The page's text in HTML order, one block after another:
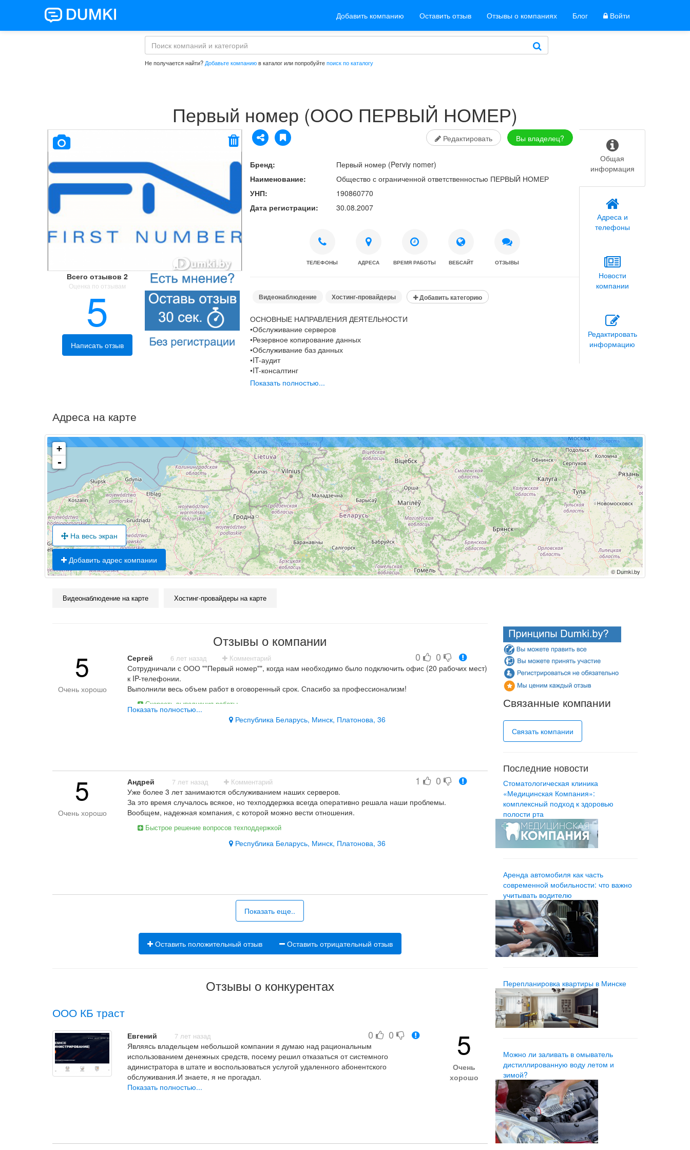
Добавить компанию Оставить отзыв Отзывы о компаниях Блог Войти
Не получается найти? Добавьте компаниюв каталог или попробуйтепоиск по каталогу
Первый номер (ООО ПЕРВЫЙ НОМЕР)
Всего отзывов 2
Оценка по отзывам
5
Написать отзыв
Общая
информация
Адреса и
телефоны
Новости
компании
Редактировать
информацию
Вы владелец?
Редактировать
Бренд: Первый номер(Perviy nomer)
Наименование:
Общество с ограниченной ответственностью ПЕРВЫЙ НОМЕР
УНП:
190860770
Дата регистрации:
30.08.2007
ТЕЛЕФОНЫ АДРЕСА ВРЕМЯ РАБОТЫ ВЕБСАЙТ ОТЗЫВЫ
Видеонаблюдение Хостинг-провайдеры Добавить категорию
ОСНОВНЫЕ НАПРАВЛЕНИЯ ДЕЯТЕЛЬНОСТИ
•Обслуживание серверов
•Резервное копирование данных
•Обслуживание баз данных
•IT-аудит
•IT-консалтинг
•Помощь в реализации IT-проектов
О компании:
•19 лет на рынке аутсорсинговых услуг
•100+ действующих клиентов по Беларуси и за пределами
•250+ серверов, 3000+ компьютеров на обслуживании
•35 IT-специалистов
•собственный дата-центр
•широкий спектр услуг
•Service Desk ManageEngine
Показать полностью...
Адреса на карте
+
-
На весь экран
Добавить адрес компании
© Dumki.by
Видеонаблюдение на карте Хостинг-провайдеры на карте
Отзывы о компании
5
Очень хорошо
Сергей 6 лет назад Комментарий 0 0
Сотрудничали с ООО ""Первый номер"", когда нам необходимо было подключить офис (20 рабочих мест)
к IP-телефонии.
Выполнили весь объем работ в оговоренный срок. Спасибо за профессионализм!
Скорость выполнения работы
Все устроило
Показать полностью...
Республика Беларусь, Минск, Платонова, 36
5
Очень хорошо
Андрей 7 лет назад Комментарий 1 0
Уже более 3 лет занимаются обслуживанием наших серверов.
За это время случалось всякое, но техподдержка всегда оперативно решала наши проблемы.
Вообщем, надежная компания, с которой можно вести отношения.
Быстрое решение вопросов техподдержкой
Республика Беларусь, Минск, Платонова, 36
Показать еще..
Оставить положительный отзыв Оставить отрицательный отзыв
Отзывы о конкурентах
ООО КБ траст
Евгений 7 лет назад 0 0
Являясь владельцем небольшой компании я думаю над рациональным
использованием денежных средств, посему решил отказаться от системного
адинистратора в штате и воспользоваться услугой удаленного абонентского
обслуживания.И знаете, я не прогадал.
Показать полностью...
5
Очень
хорошо
Связанные компании
Связать компании
Последние новости
Стоматологическая клиника
«Медицинская Компания»:
комплексный подход к здоровью
полости рта
Аренда автомобиля как часть
современной мобильности: что важно
учитывать водителю
Перепланировка квартиры в Минске
Можно ли заливать в омыватель
дистиллированную воду летом и
зимой?